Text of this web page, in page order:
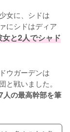
女に、シドは
にシドはディア
と2人でシャド
ウガーデンは
戦いました。
人の最高幹部を筆